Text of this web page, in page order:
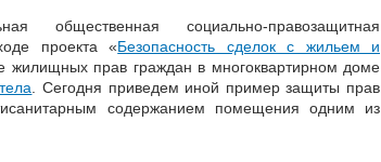
общественная социально-правозащитная
проекта «Безопасность сделок с жильем и
жилищных прав граждан в многоквартирном доме
. Сегодня приведем иной пример защиты прав
содержанием помещения одним из